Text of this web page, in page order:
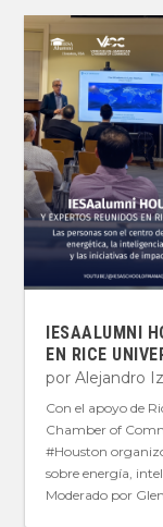
IESAALUMNI
EN RICE
porAlejandro
Con el apoyo de
Chamber of
#Houston
sobre energía,
Moderado por